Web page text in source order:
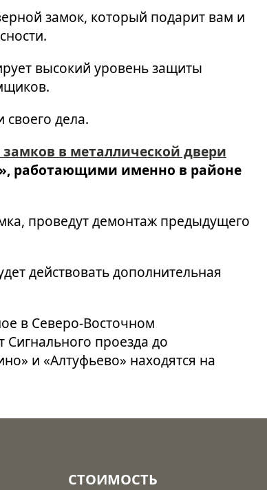
замок, который подарит вам и
высокий уровень защиты
дела.
в металлической двери
работающими именно в районе
проведут демонтаж предыдущего
действовать дополнительная
в Северо-Восточном
проезда до
и «Алтуфьево» находятся на
СТОИМОСТЬ